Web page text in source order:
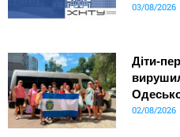
03/08/2026
Діти-
02/08/2026